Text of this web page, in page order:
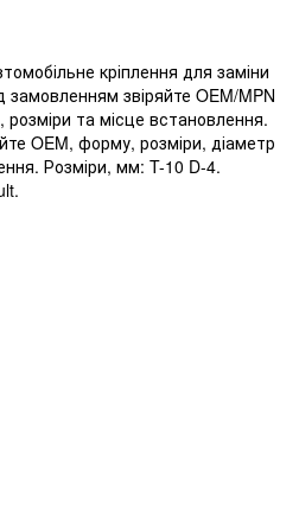
кріплення для заміни
звіряйте OEM/MPN
та місце встановлення.
OEM, форму, розміри, діаметр
Розміри, мм: T-10 D-4.